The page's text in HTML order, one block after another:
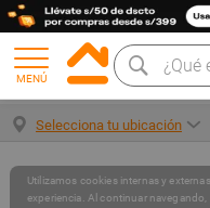
MENÚ
Selecciona tu ubicación
Utilizamos cookies internas y
experiencia. Al continuar navegando,